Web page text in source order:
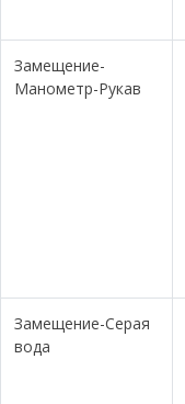
Замещение-
Манометр-Рукав
Замещение-Серая
вода